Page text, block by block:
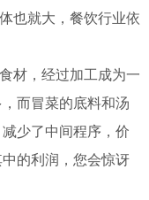
也就大，餐饮行业依
材，经过加工成为一
而冒菜的底料和汤
少了中间程序，价
的利润，您会惊讶